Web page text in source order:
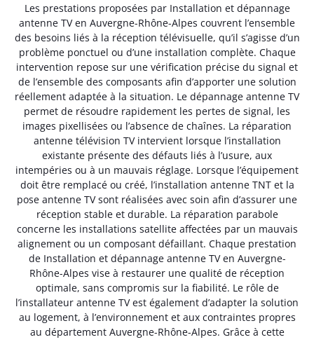
Les prestations proposées par Installation et dépannage
antenne TV en Auvergne-Rhône-Alpes couvrent l’ensemble
des besoins liés à la réception télévisuelle, qu’il s’agisse d’un
problème ponctuel ou d’une installation complète. Chaque
intervention repose sur une vérification précise du signal et
de l’ensemble des composants afin d’apporter une solution
réellement adaptée à la situation. Le dépannage antenne TV
permet de résoudre rapidement les pertes de signal, les
images pixellisées ou l’absence de chaînes. La réparation
antenne télévision TV intervient lorsque l’installation
existante présente des défauts liés à l’usure, aux
intempéries ou à un mauvais réglage. Lorsque l’équipement
doit être remplacé ou créé, l’installation antenne TNT et la
pose antenne TV sont réalisées avec soin afin d’assurer une
réception stable et durable. La réparation parabole
concerne les installations satellite affectées par un mauvais
alignement ou un composant défaillant. Chaque prestation
de Installation et dépannage antenne TV en Auvergne-
Rhône-Alpes vise à restaurer une qualité de réception
optimale, sans compromis sur la fiabilité. Le rôle de
l’installateur antenne TV est également d’adapter la solution
au logement, à l’environnement et aux contraintes propres
au département Auvergne-Rhône-Alpes. Grâce à cette